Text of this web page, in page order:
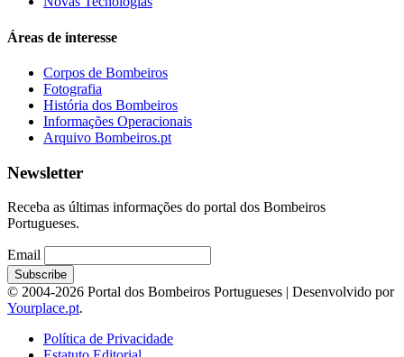
Áreas de interesse
Corpos de Bombeiros
Fotografia
História dos Bombeiros
Informações Operacionais
Arquivo Bombeiros.pt
Newsletter
Receba as últimas informações do portal dos Bombeiros
Portugueses.
Email
© 2004-2026 Portal dos Bombeiros Portugueses | Desenvolvido por
Yourplace.pt.
Política de Privacidade